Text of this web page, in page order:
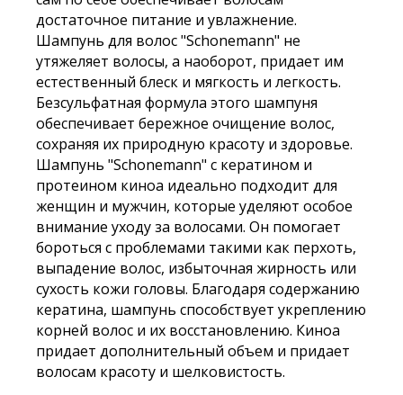
достаточное питание и увлажнение.
Шампунь для волос "Schonemann" не
утяжеляет волосы, а наоборот, придает им
естественный блеск и мягкость и легкость.
Безсульфатная формула этого шампуня
обеспечивает бережное очищение волос,
сохраняя их природную красоту и здоровье.
Шампунь "Schonemann" с кератином и
протеином киноа идеально подходит для
женщин и мужчин, которые уделяют особое
внимание уходу за волосами. Он помогает
бороться с проблемами такими как перхоть,
выпадение волос, избыточная жирность или
сухость кожи головы. Благодаря содержанию
кератина, шампунь способствует укреплению
корней волос и их восстановлению. Киноа
придает дополнительный объем и придает
волосам красоту и шелковистость.